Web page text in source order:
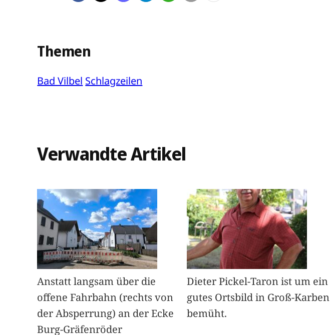
Themen
Bad Vilbel Schlagzeilen
Verwandte Artikel
Anstatt langsam über die
offene Fahrbahn (rechts von
der Absperrung) an der Ecke
Burg-Gräfenröder
Dieter Pickel-Taron ist um ein
gutes Ortsbild in Groß-Karben
bemüht.